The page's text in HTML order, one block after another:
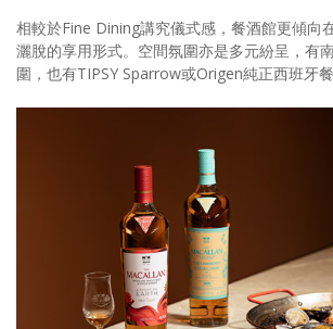
相較於Fine Dining講究儀式感，餐酒館更傾向
灑脫的享用形式。空間氛圍亦是多元紛呈，有
圍，也有TIPSY Sparrow或Origen純正西班牙餐